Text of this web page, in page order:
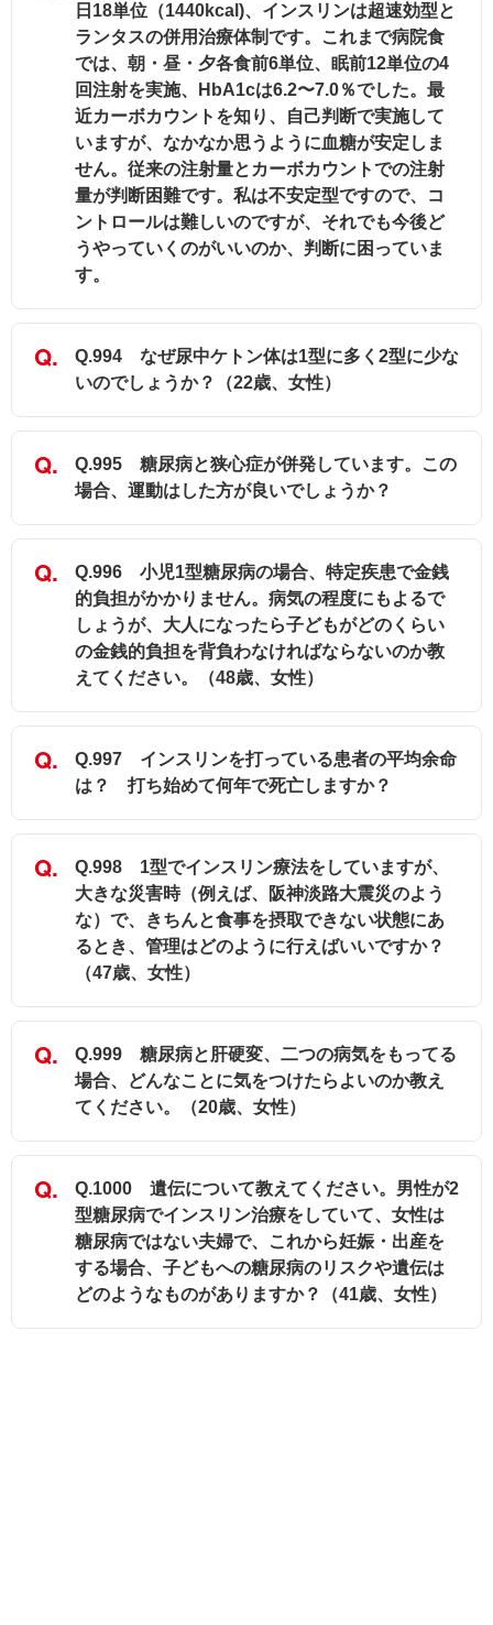
日18単位（1440kcal)、インスリンは超速効型と
ランタスの併用治療体制です。これまで病院食
では、朝・昼・夕各食前6単位、眠前12単位の4
回注射を実施、HbA1cは6.2〜7.0％でした。最
近カーボカウントを知り、自己判断で実施して
いますが、なかなか思うように血糖が安定しま
せん。従来の注射量とカーボカウントでの注射
量が判断困難です。私は不安定型ですので、コ
ントロールは難しいのですが、それでも今後ど
うやっていくのがいいのか、判断に困っていま
す。
Q.994 なぜ尿中ケトン体は1型に多く2型に少な
いのでしょうか？（22歳、女性）
Q.995 糖尿病と狭心症が併発しています。この
場合、運動はした方が良いでしょうか？
Q.996 小児1型糖尿病の場合、特定疾患で金銭
的負担がかかりません。病気の程度にもよるで
しょうが、大人になったら子どもがどのくらい
の金銭的負担を背負わなければならないのか教
えてください。（48歳、女性）
Q.997 インスリンを打っている患者の平均余命
は？ 打ち始めて何年で死亡しますか？
Q.998 1型でインスリン療法をしていますが、
大きな災害時（例えば、阪神淡路大震災のよう
な）で、きちんと食事を摂取できない状態にあ
るとき、管理はどのように行えばいいですか？
（47歳、女性）
Q.999 糖尿病と肝硬変、二つの病気をもってる
場合、どんなことに気をつけたらよいのか教え
てください。（20歳、女性）
Q.1000 遺伝について教えてください。男性が2
型糖尿病でインスリン治療をしていて、女性は
糖尿病ではない夫婦で、これから妊娠・出産を
する場合、子どもへの糖尿病のリスクや遺伝は
どのようなものがありますか？（41歳、女性）